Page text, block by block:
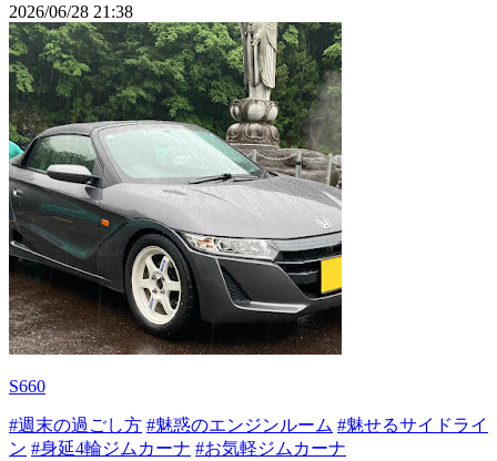
2026/06/28 21:38
S660
#週末の過ごし方 #魅惑のエンジンルーム #魅せるサイドライ
ン #身延4輪ジムカーナ #お気軽ジムカーナ